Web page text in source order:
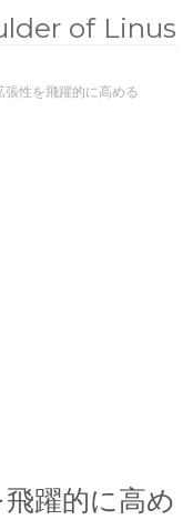
of Linus
張性を飛躍的に高める
躍的に高め